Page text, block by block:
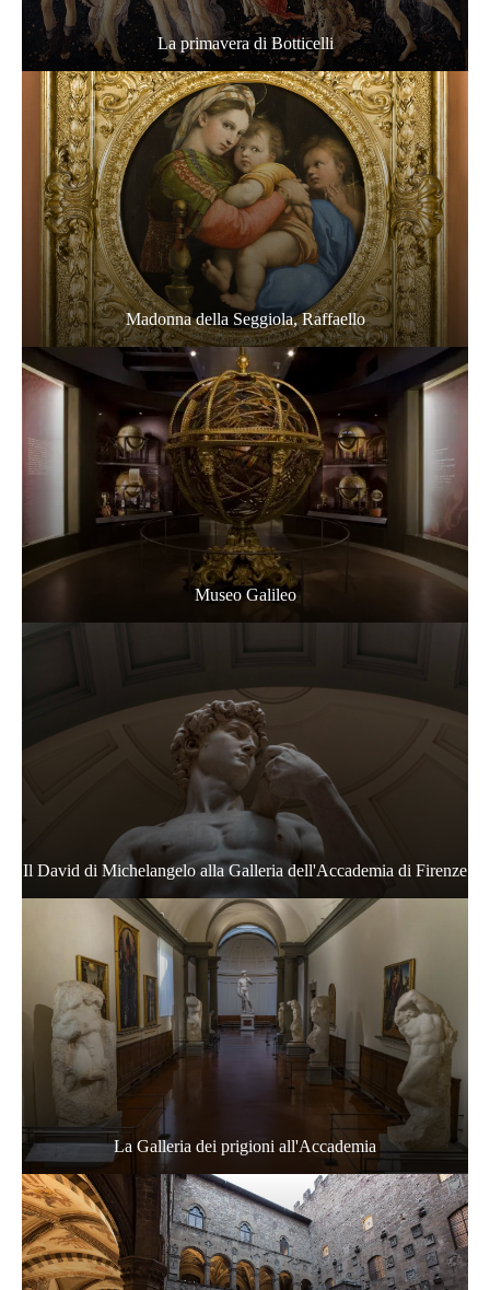
La primavera di Botticelli
Madonna della Seggiola, Raffaello
Museo Galileo
Il David di Michelangelo alla Galleria dell'Accademia di Firenze
La Galleria dei prigioni all'Accademia